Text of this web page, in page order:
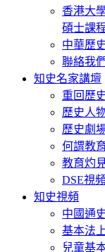
香港大
碩士課
中華歷
聯絡我們
知史名家講壇
重回歷
歷史人
歷史劇
何謂教
教育灼
DSE視頻
知史視頻
中國通
基本法
兒童基